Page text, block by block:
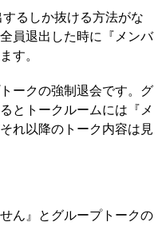
るしか抜ける方法がな
員退出した時に『メンバ
す。
ークの強制退会です。グ
とトークルームには『メ
れ以降のトーク内容は見
ん』とグループトークの